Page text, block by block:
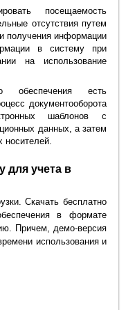
посещаемость
отсутствия путем
получения информации
в систему при
на использование
обеспечения есть
документооборота
шаблонов с
данных, а затем
для учета в
Скачать бесплатно
в формате
Причем, демо-версия
использования и